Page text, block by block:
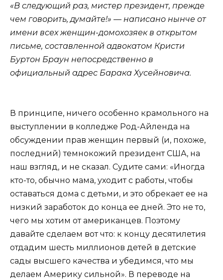
«В следующий раз, мистер президент, прежде
чем говорить, думайте!» — написано нынче от
имени всех женщин-домохозяек в открытом
письме, составленной адвокатом Кристи
Буртон Браун непосредственно в
официальный адрес Барака Хусейновича.
В принципе, ничего особенно крамольного на
выступлении в колледже Род-Айленда на
обсуждении прав женщин первый (и, похоже,
последний) темнокожий президент США, на
наш взгляд, и не сказал. Судите сами: «Иногда
кто-то, обычно мама, уходит с работы, чтобы
оставаться дома с детьми, и это обрекает ее на
низкий заработок до конца ее дней. Это не то,
чего мы хотим от американцев. Поэтому
давайте сделаем вот что: к концу десятилетия
отдадим шесть миллионов детей в детские
сады высшего качества и убедимся, что мы
делаем Америку сильной». В переводе на